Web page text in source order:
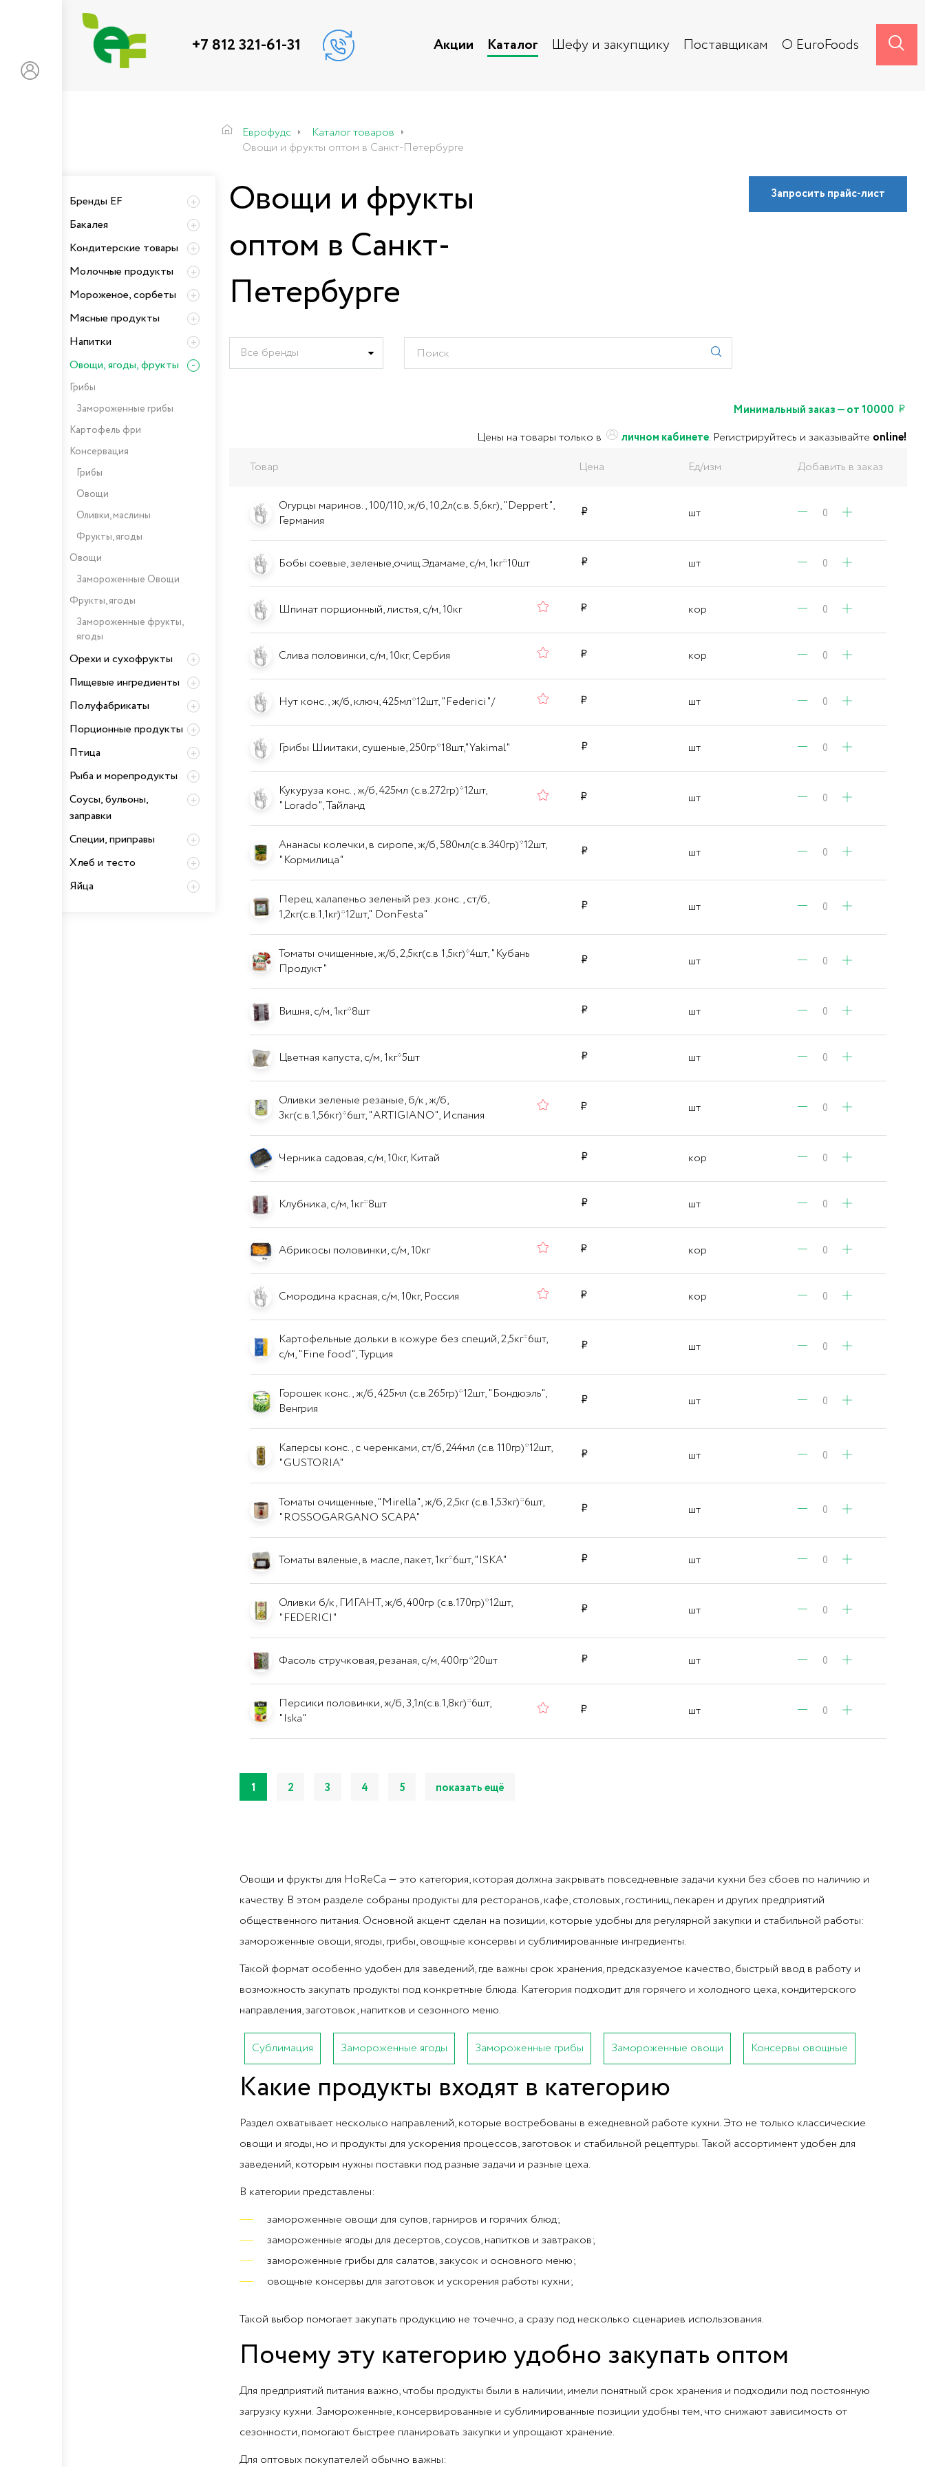
+7 812 321-61-31 Акции Каталог Шефу и закупщику Поставщикам О EuroFoods
Еврофудс
Каталог товаров
Овощи и фрукты оптом в Санкт-Петербурге
Овощи и фрукты
оптом в Санкт-
Петербурге
Запросить прайс-лист
Все бренды
Минимальный заказ — от 10000
Цены на товары только в
личном кабинете. Регистрируйтесь и заказывайте online!
Товар
Цена Ед/изм Добавить в заказ
Огурцы маринов., 100/110, ж/б, 10,2л(с.в. 5,6кг), "Deppert",
Германия
шт
Бобы соевые, зеленые,очищ.Эдамаме, с/м, 1кг*10шт шт
Шпинат порционный, листья, с/м, 10кг кор
Слива половинки, с/м, 10кг, Сербия кор
Нут конс., ж/б, ключ, 425мл*12шт, "Federici"/ шт
Грибы Шиитаки, сушеные, 250гр*18шт,"Yakimal" шт
Кукуруза конс., ж/б, 425мл (с.в.272гр)*12шт,
"Lorado", Тайланд
шт
Ананасы колечки, в сиропе, ж/б, 580мл(с.в.340гр)*12шт,
"Кормилица"
шт
Перец халапеньо зеленый рез.,конс., ст/б,
1,2кг(с.в.1,1кг)*12шт," DonFesta"
шт
Томаты очищенные, ж/б, 2,5кг(с.в 1,5кг)*4шт, "Кубань
Продукт"
шт
Вишня, с/м, 1кг*8шт шт
Цветная капуста, с/м, 1кг*5шт шт
Оливки зеленые резаные, б/к, ж/б,
3кг(с.в.1,56кг)*6шт, "ARTIGIANO", Испания
шт
Черника садовая, с/м, 10кг, Китай кор
Клубника, с/м, 1кг*8шт шт
Абрикосы половинки, с/м, 10кг кор
Смородина красная, с/м, 10кг, Россия кор
Картофельные дольки в кожуре без специй, 2,5кг*6шт,
с/м, "Fine food", Турция
шт
Горошек конс., ж/б, 425мл (с.в.265гр)*12шт, "Бондюэль",
Венгрия
шт
Каперсы конс., с черенками, ст/б, 244мл (с.в 110гр)*12шт,
"GUSTORIA"
шт
Томаты очищенные, "Mirella", ж/б, 2,5кг (с.в.1,53кг)*6шт,
"ROSSOGARGANO SCAPA"
шт
Томаты вяленые, в масле, пакет, 1кг*6шт, "ISKA" шт
Оливки б/к, ГИГАНТ, ж/б, 400гр (с.в.170гр)*12шт,
"FEDERICI"
шт
Фасоль стручковая, резаная, с/м, 400гр*20шт шт
Персики половинки, ж/б, 3,1л(с.в.1,8кг)*6шт,
"Iska"
шт
1 2 3 4 5 показать ещё
Овощи и фрукты для HoReCa — это категория, которая должна закрывать повседневные задачи кухни без сбоев по наличию и
качеству. В этом разделе собраны продукты для ресторанов, кафе, столовых, гостиниц, пекарен и других предприятий
общественного питания. Основной акцент сделан на позиции, которые удобны для регулярной закупки и стабильной работы:
замороженные овощи, ягоды, грибы, овощные консервы и сублимированные ингредиенты.
Такой формат особенно удобен для заведений, где важны срок хранения, предсказуемое качество, быстрый ввод в работу и
возможность закупать продукты под конкретные блюда. Категория подходит для горячего и холодного цеха, кондитерского
направления, заготовок, напитков и сезонного меню.
Сублимация Замороженные ягоды Замороженные грибы Замороженные овощи Консервы овощные
Какие продукты входят в категорию
Раздел охватывает несколько направлений, которые востребованы в ежедневной работе кухни. Это не только классические
овощи и ягоды, но и продукты для ускорения процессов, заготовок и стабильной рецептуры. Такой ассортимент удобен для
заведений, которым нужны поставки под разные задачи и разные цеха.
В категории представлены:
замороженные овощи для супов, гарниров и горячих блюд;
замороженные ягоды для десертов, соусов, напитков и завтраков;
замороженные грибы для салатов, закусок и основного меню;
овощные консервы для заготовок и ускорения работы кухни;
Такой выбор помогает закупать продукцию не точечно, а сразу под несколько сценариев использования.
Почему эту категорию удобно закупать оптом
Для предприятий питания важно, чтобы продукты были в наличии, имели понятный срок хранения и подходили под постоянную
загрузку кухни. Замороженные, консервированные и сублимированные позиции удобны тем, что снижают зависимость от
сезонности, помогают быстрее планировать закупки и упрощают хранение.
Для оптовых покупателей обычно важны:
Бренды EF
Бакалея
Кондитерские товары
Молочные продукты
Мороженое, сорбеты
Мясные продукты
Напитки
Овощи, ягоды, фрукты
Грибы
Замороженные грибы
Картофель фри
Консервация
Грибы
Овощи
Оливки, маслины
Фрукты, ягоды
Овощи
Замороженные Овощи
Фрукты, ягоды
Замороженные фрукты,
ягоды
Орехи и сухофрукты
Пищевые ингредиенты
Полуфабрикаты
Порционные продукты
Птица
Рыба и морепродукты
Соусы, бульоны,
заправки
Специи, приправы
Хлеб и тесто
Яйца